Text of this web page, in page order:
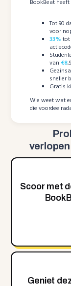
BookBeat
Tot 90
voor
33% tot
van€8
sneller
Gratis
Wie weet wat
die
Scoor met
Geniet